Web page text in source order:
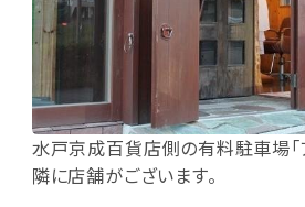
水戸京成百貨店側の有料駐車場「
隣に店舗がございます。